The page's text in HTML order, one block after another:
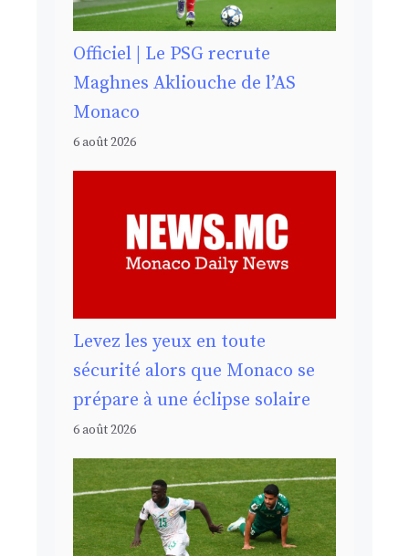
Officiel | Le PSG recrute
Maghnes Akliouche de l’AS
Monaco
6 août 2026
Levez les yeux en toute
sécurité alors que Monaco se
prépare à une éclipse solaire
6 août 2026